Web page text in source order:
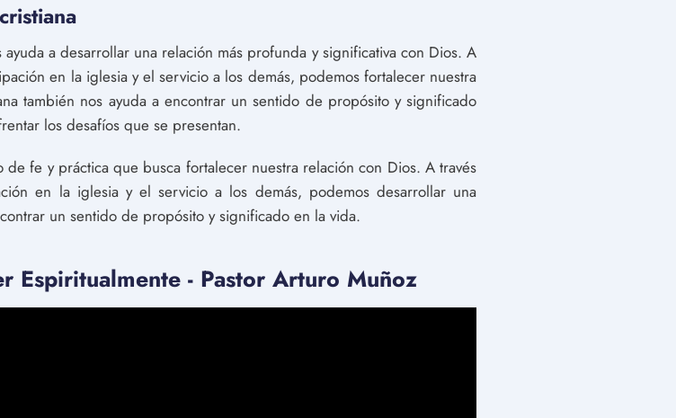
a desarrollar una relación más profunda y significativa con Dios. A
en la iglesia y el servicio a los demás, podemos fortalecer nuestra
también nos ayuda a encontrar un sentido de propósito y significado
los desafíos que se presentan.
fe y práctica que busca fortalecer nuestra relación con Dios. A través
en la iglesia y el servicio a los demás, podemos desarrollar una
un sentido de propósito y significado en la vida.
Espiritualmente - Pastor Arturo Muñoz